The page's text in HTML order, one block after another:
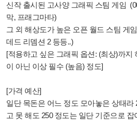
신작 출시된 고사양 그래픽 스팀 게임
막, 프래그마타)
그 외 해상도가 높은 오픈 월드 스팀 게
데드 리뎀션 2 등등..)
[적용하고 싶은 그래픽 옵션: (최상)까지
이 아닌 이상 필수 (높음) 정도]
[가격 예산]
일단 목돈은 어느 정도 모아놓은 상태라
고 못 해도 250 정도는 일단 기준으로